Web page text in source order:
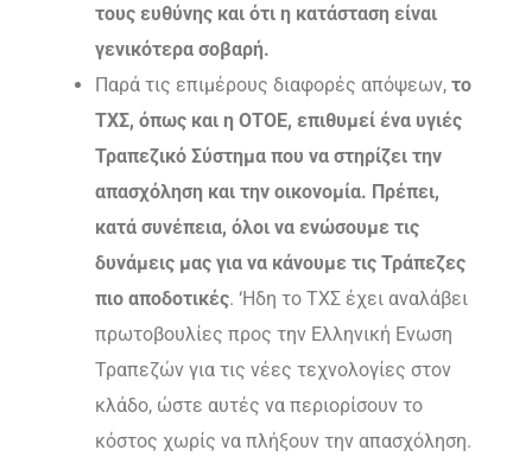
τους ευθύνης και ότι η κατάσταση είναι
γενικότερα σοβαρή.
Παρά τις επιμέρους διαφορές απόψεων, το
ΤΧΣ, όπως και η ΟΤΟΕ, επιθυμεί ένα υγιές
Τραπεζικό Σύστημα που να στηρίζει την
απασχόληση και την οικονομία. Πρέπει,
κατά συνέπεια, όλοι να ενώσουμε τις
δυνάμεις μας για να κάνουμε τις Τράπεζες
πιο αποδοτικές. ‘Ηδη το ΤΧΣ έχει αναλάβει
πρωτοβουλίες προς την Ελληνική Ενωση
Τραπεζών για τις νέες τεχνολογίες στον
κλάδο, ώστε αυτές να περιορίσουν το
κόστος χωρίς να πλήξουν την απασχόληση.